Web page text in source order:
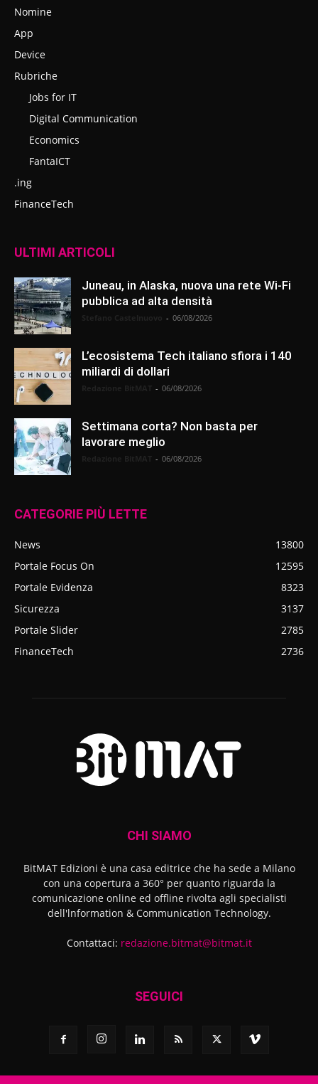
Nomine
App
Device
Rubriche
Jobs for IT
Digital Communication
Economics
FantaICT
.ing
FinanceTech
ULTIMI ARTICOLI
Juneau, in Alaska, nuova una rete Wi-Fi
pubblica ad alta densità
- 06/08/2026
L’ecosistema Tech italiano sfiora i 140
miliardi di dollari
- 06/08/2026
Settimana corta? Non basta per
lavorare meglio
- 06/08/2026
CATEGORIE PIÙ LETTE
News
13800
Portale Focus On
12595
Portale Evidenza
8323
Sicurezza
3137
Portale Slider
2785
FinanceTech
2736
CHI SIAMO
BitMAT Edizioni è una casa editrice che ha sede a Milano
con una copertura a 360° per quanto riguarda la
comunicazione online ed offline rivolta agli specialisti
dell'lnformation & Communication Technology.
Contattaci: redazione.bitmat@bitmat.it
SEGUICI